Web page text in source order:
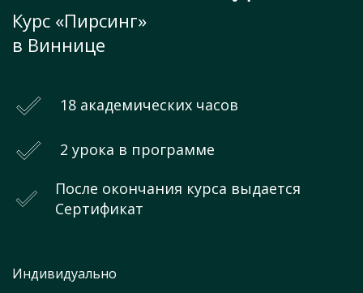
Курс «Пирсинг»
в Виннице
18 академических часов
2 урока в программе
После окончания курса выдается
Сертификат
Индивидуально